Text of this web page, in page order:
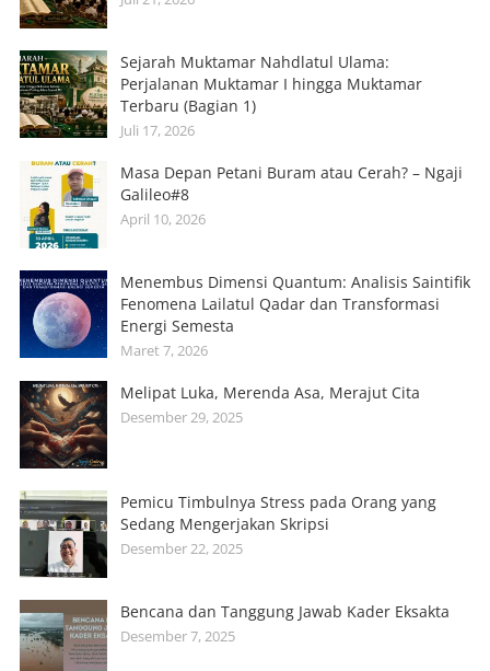
Sejarah Muktamar Nahdlatul Ulama:
Perjalanan Muktamar I hingga Muktamar
Terbaru (Bagian 1)
Juli 17, 2026
Masa Depan Petani Buram atau Cerah? – Ngaji
Galileo#8
April 10, 2026
Menembus Dimensi Quantum: Analisis Saintifik
Fenomena Lailatul Qadar dan Transformasi
Energi Semesta
Maret 7, 2026
Melipat Luka, Merenda Asa, Merajut Cita
Desember 29, 2025
Pemicu Timbulnya Stress pada Orang yang
Sedang Mengerjakan Skripsi
Desember 22, 2025
Bencana dan Tanggung Jawab Kader Eksakta
Desember 7, 2025